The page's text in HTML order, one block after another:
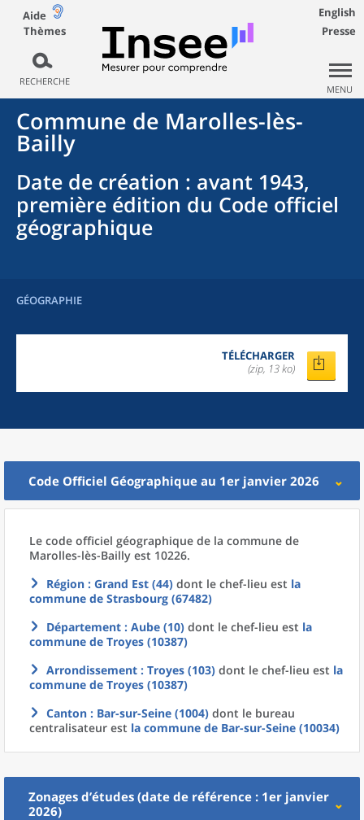
Aide
Thèmes
RECHERCHE
English
Presse
MENU
Commune de Marolles-lès-
Bailly
Date de création : avant 1943,
première édition du Code officiel
géographique
GÉOGRAPHIE
TÉLÉCHARGER
(zip, 13 ko)
Code Officiel Géographique au 1er janvier 2026
Le code officiel géographique de la commune de
Marolles-lès-Bailly est 10226.
Région : Grand Est (44) dont le chef-lieu est la
commune de Strasbourg (67482)
Département : Aube (10) dont le chef-lieu est la
commune de Troyes (10387)
Arrondissement : Troyes (103) dont le chef-lieu est la
commune de Troyes (10387)
Canton : Bar-sur-Seine (1004) dont le bureau
centralisateur est la commune de Bar-sur-Seine (10034)
Zonages d’études (date de référence : 1er janvier
2026)